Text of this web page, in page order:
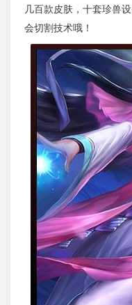
几百款皮肤，十套珍兽
会切割技术哦！